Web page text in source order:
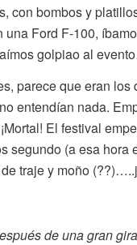
con bombos y
Ford F-100,
golpiao al
parece que eran
entendían nada.
El festival
segundo (a esa
traje y moño
de una gran